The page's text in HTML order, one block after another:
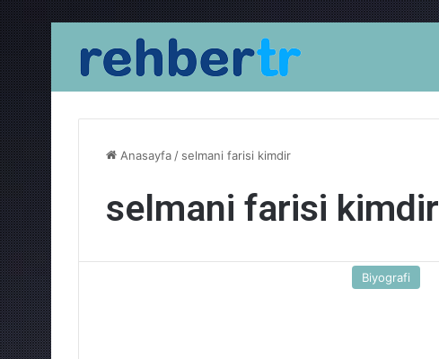
Anasayfa / selmani farisi kimdir
selmani farisi kimdir
Biyografi